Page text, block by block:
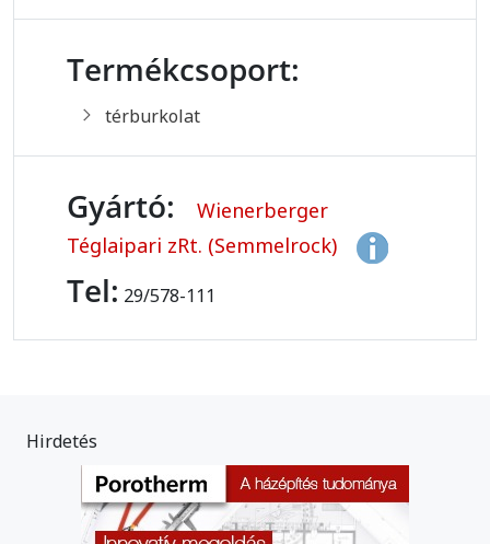
Termékcsoport:
térburkolat
Gyártó:
Wienerberger
Téglaipari zRt. (Semmelrock)
Tel: 29/578-111
Hirdetés